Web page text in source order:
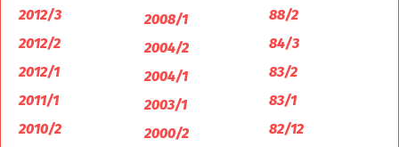
2012/3
2012/2
2012/1
2011/1
2010/2
2008/1
2004/2
2004/1
2003/1
2000/2
88/2
84/3
83/2
83/1
82/12